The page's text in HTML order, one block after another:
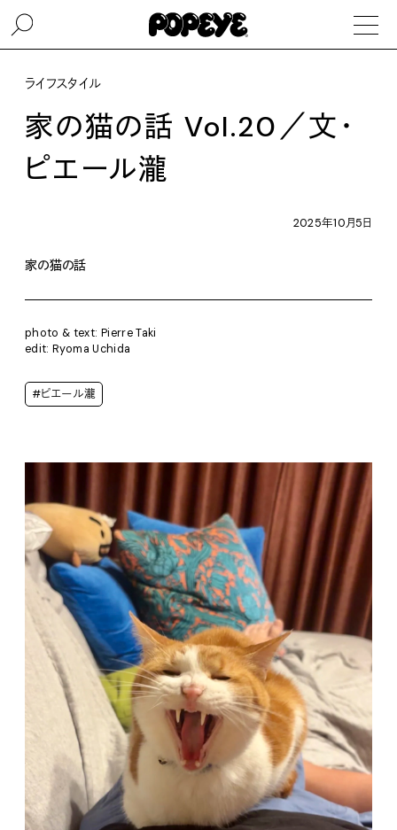
ライフスタイル
家の猫の話 Vol.20／文・
ピエール瀧
2025年10月5日
家の猫の話
photo & text: Pierre Taki
edit: Ryoma Uchida
#ピエール瀧